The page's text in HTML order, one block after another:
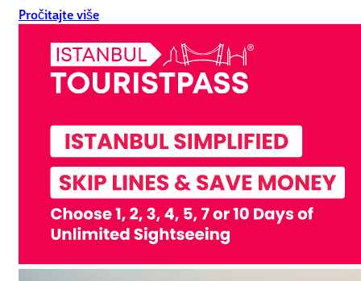
Pročitajte više